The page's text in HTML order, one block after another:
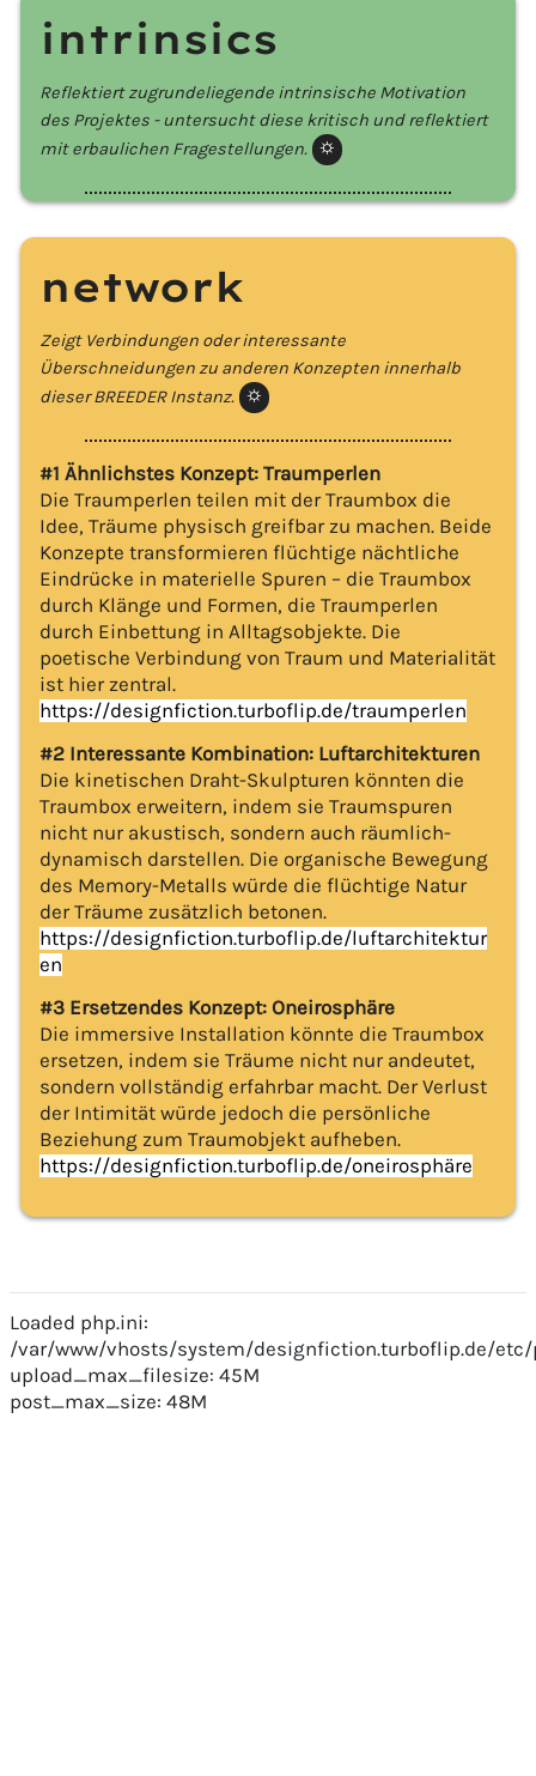
intrinsics
Reflektiert zugrundeliegende intrinsische Motivation
des Projektes - untersucht diese kritisch und reflektiert
mit erbaulichen Fragestellungen.
⛭️
network
Zeigt Verbindungen oder interessante
Überschneidungen zu anderen Konzepten innerhalb
dieser BREEDER Instanz.
⛭️
#1 Ähnlichstes Konzept: Traumperlen
Die Traumperlen teilen mit der Traumbox die
Idee, Träume physisch greifbar zu machen. Beide
Konzepte transformieren flüchtige nächtliche
Eindrücke in materielle Spuren – die Traumbox
durch Klänge und Formen, die Traumperlen
durch Einbettung in Alltagsobjekte. Die
poetische Verbindung von Traum und Materialität
ist hier zentral.
https://designfiction.turboflip.de/traumperlen
#2 Interessante Kombination: Luftarchitekturen
Die kinetischen Draht-Skulpturen könnten die
Traumbox erweitern, indem sie Traumspuren
nicht nur akustisch, sondern auch räumlich-
dynamisch darstellen. Die organische Bewegung
des Memory-Metalls würde die flüchtige Natur
der Träume zusätzlich betonen.
https://designfiction.turboflip.de/luftarchitektur
en
#3 Ersetzendes Konzept: Oneirosphäre
Die immersive Installation könnte die Traumbox
ersetzen, indem sie Träume nicht nur andeutet,
sondern vollständig erfahrbar macht. Der Verlust
der Intimität würde jedoch die persönliche
Beziehung zum Traumobjekt aufheben.
https://designfiction.turboflip.de/oneirosphäre
Loaded php.ini:
/var/www/vhosts/system/designfiction.turboflip.de/
upload_max_filesize: 45M
post_max_size: 48M